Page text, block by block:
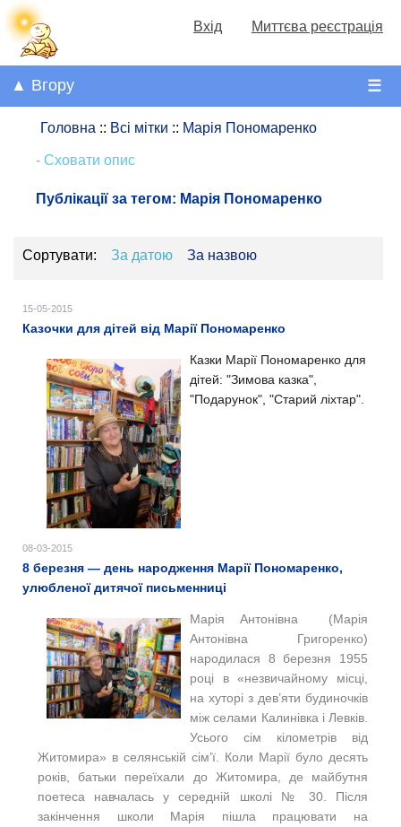
Вхід Миттєва реєстрація
☰
▲ Вгору
Головна :: Всі мітки :: Марія Пономаренко
- Сховати опис
Публікації за тегом: Марія Пономаренко
Сортувати: За датою За назвою
15-05-2015
Казочки для дітей від Марії Пономаренко
Казки Марії Пономаренко для
дітей: "Зимова казка",
"Подарунок", "Старий ліхтар".
08-03-2015
8 березня — день народження Марії Пономаренко,
улюбленої дитячої письменниці
Марія Антонівна (Марія
Антонівна Григоренко)
народилася 8 березня 1955
році в «незвичайному місці,
на хуторі з дев’яти будиночків
між селами Калинівка і Левків.
Усього сім кілометрів від
Житомира» в селянській сім’ї. Коли Марії було десять
років, батьки переїхали до Житомира, де майбутня
поетеса навчалась у середній школі № 30. Після
закінчення школи Марія пішла працювати на